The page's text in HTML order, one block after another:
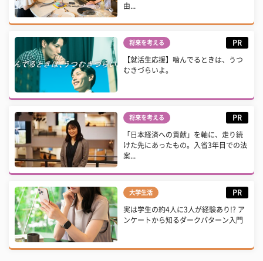
由...
将来を考える PR
【就活生応援】噛んでるときは、うつ
むきづらいよ。
将来を考える PR
「日本経済への貢献」を軸に、走り続
けた先にあったもの。入省3年目での法
案...
大学生活 PR
実は学生の約4人に3人が経験あり!? ア
ンケートから知るダークパターン入門